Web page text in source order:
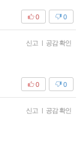
0
0
신고 | 공감 확인
0
0
신고 | 공감 확인